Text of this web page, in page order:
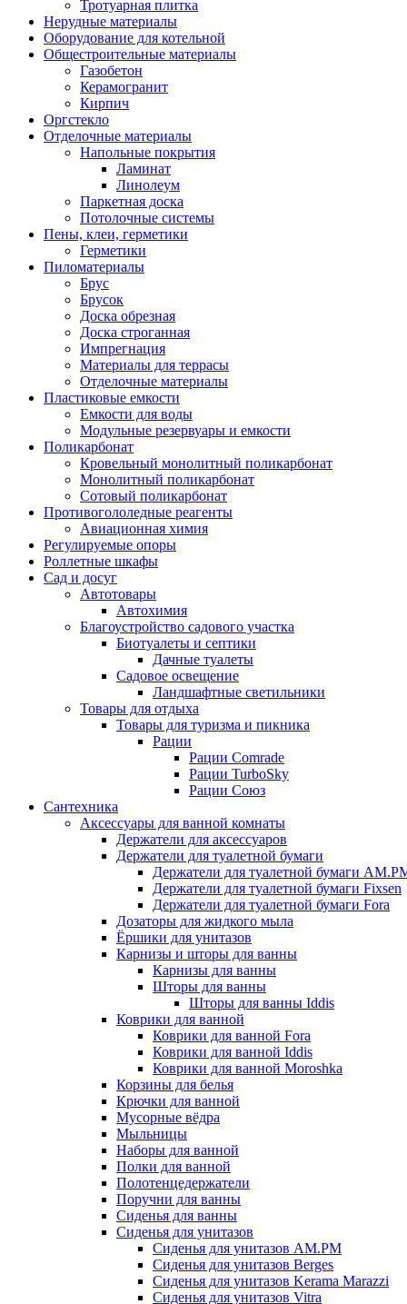
Тротуарная плитка
Нерудные материалы
Оборудование для котельной
Общестроительные материалы
Газобетон
Керамогранит
Кирпич
Оргстекло
Отделочные материалы
Напольные покрытия
Ламинат
Линолеум
Паркетная доска
Потолочные системы
Пены, клеи, герметики
Герметики
Пиломатериалы
Брус
Брусок
Доска обрезная
Доска строганная
Импрегнация
Материалы для террасы
Отделочные материалы
Пластиковые емкости
Емкости для воды
Модульные резервуары и емкости
Поликарбонат
Кровельный монолитный поликарбонат
Монолитный поликарбонат
Сотовый поликарбонат
Противогололедные реагенты
Авиационная химия
Регулируемые опоры
Роллетные шкафы
Сад и досуг
Автотовары
Автохимия
Благоустройство садового участка
Биотуалеты и септики
Дачные туалеты
Садовое освещение
Ландшафтные светильники
Товары для отдыха
Товары для туризма и пикника
Рации
Рации Comrade
Рации TurboSky
Рации Союз
Сантехника
Аксессуары для ванной комнаты
Держатели для аксессуаров
Держатели для туалетной бумаги
Держатели для туалетной бумаги
Держатели для туалетной бумаги Fixsen
Держатели для туалетной бумаги Fora
Дозаторы для жидкого мыла
Ёршики для унитазов
Карнизы и шторы для ванны
Карнизы для ванны
Шторы для ванны
Шторы для ванны Iddis
Коврики для ванной
Коврики для ванной Fora
Коврики для ванной Iddis
Коврики для ванной Moroshka
Корзины для белья
Крючки для ванной
Мусорные вёдра
Мыльницы
Наборы для ванной
Полки для ванной
Полотенцедержатели
Поручни для ванны
Сиденья для ванны
Сиденья для унитазов
Сиденья для унитазов AM.PM
Сиденья для унитазов Berges
Сиденья для унитазов Kerama Marazzi
Сиденья для унитазов Vitra